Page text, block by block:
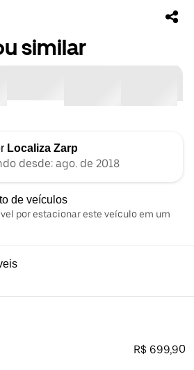
similar
Localiza Zarp
desde: ago. de 2018
de veículos
por estacionar este veículo em um
R$ 699,90